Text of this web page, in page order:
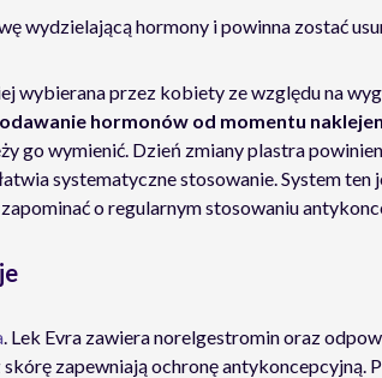
wydzielającą hormony i powinna zostać
wybierana przez kobiety ze względu na
hormonów od momentu
go wymienić. Dzień zmiany plastra
systematyczne stosowanie. System ten
o regularnym stosowaniu
. Lek Evra zawiera norelgestromin oraz
zapewniają ochronę antykoncepcyjną.